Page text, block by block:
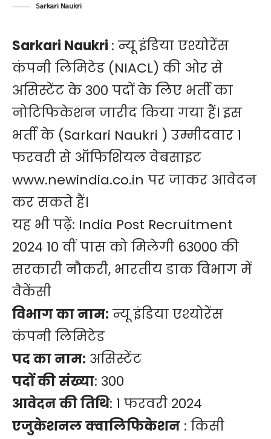
Sarkari Naukri
Sarkari Naukri : न्यू इंडिया एश्योरेंस
कंपनी लिमिटेड (NIACL) की ओर से
असिस्टेंट के 300 पदों के लिए भर्ती का
नोटिफिकेशन जारीद किया गया हैं। इस
भर्ती के (Sarkari Naukri ) उम्मीदवार 1
फरवरी से ऑफिशियल वेबसाइट
www.newindia.co.in पर जाकर आवेदन
कर सकते हैं।
यह भी पढ़ें: India Post Recruitment
2024 10 वीं पास को मिलेगी 63000 की
सरकारी नौकरी, भारतीय डाक विभाग में
वैकेंसी
विभाग का नाम: न्यू इंडिया एश्योरेंस
कंपनी लिमिटेड
पद का नाम: असिस्टेंट
पदों की संख्या: 300
आवेदन की तिथि: 1 फरवरी 2024
एजुकेशनल क्वालिफिकेशन : किसी